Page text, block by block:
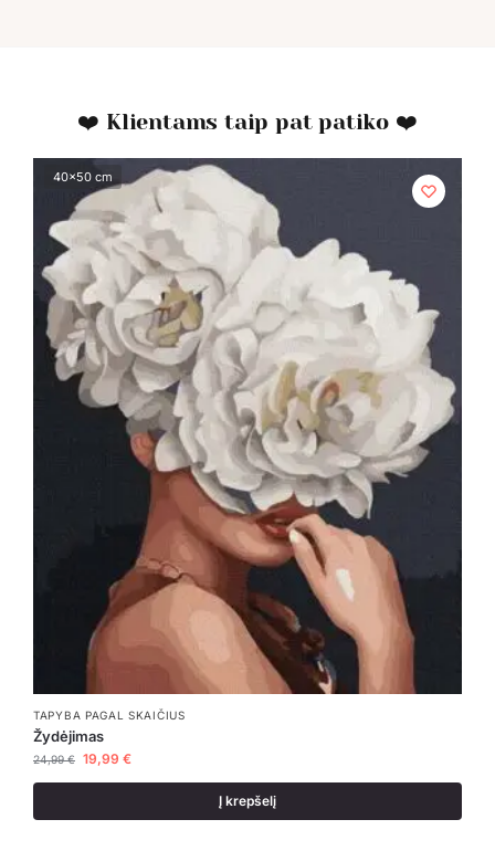
❤️ Klientams taip pat patiko ❤️
40x50 cm
TAPYBA PAGAL SKAIČIUS
Žydėjimas
24,99€ 19,99 €
Į krepšelį